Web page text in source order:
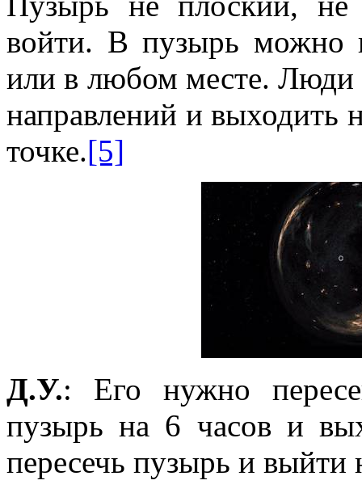
войти. В пузырь можно
или в любом месте. Люди
направлений и выходить
точке.[5]
Д.У.: Его нужно
пузырь на 6 часов и
пересечь пузырь и выйти